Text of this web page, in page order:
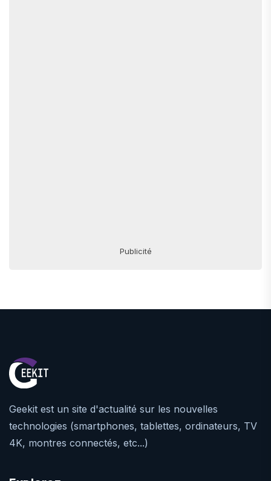
Publicité
Geekit est un site d'actualité sur les nouvelles
technologies (smartphones, tablettes, ordinateurs, TV
4K, montres connectés, etc...)